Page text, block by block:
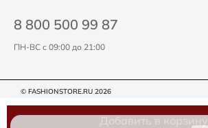
Добавить в корзину
8 800 500 99 87
ПН-ВС с 09:00 до 21:00
© FASHIONSTORE.RU 2026